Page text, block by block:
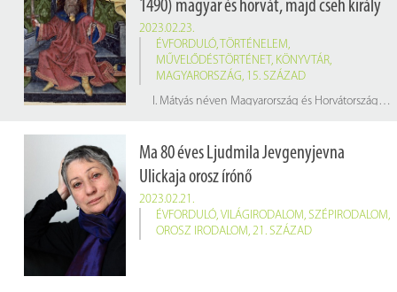
1490) magyar és horvát, majd cseh király
2023.02.23.
ÉVFORDULÓ, TÖRTÉNELEM,
MŰVELŐDÉSTÖRTÉNET, KÖNYVTÁR,
MAGYARORSZÁG, 15. SZÁZAD
I. Mátyás néven Magyarország és Horvátország királya 1458-tól, cseh király 1469-től, Ausztria uralkodó főhercege 1486-tól haláláig. Közkeletűen Corvin Mátyás vagy Igazságos Mátyás néven is ismert. Hivatalos latin nyelvű uralkodói nevén Mathias Rex.
Ma 80 éves Ljudmila Jevgenyjevna
Ulickaja orosz írónő
2023.02.21.
ÉVFORDULÓ, VILÁGIRODALOM, SZÉPIRODALOM,
OROSZ IRODALOM, 21. SZÁZAD